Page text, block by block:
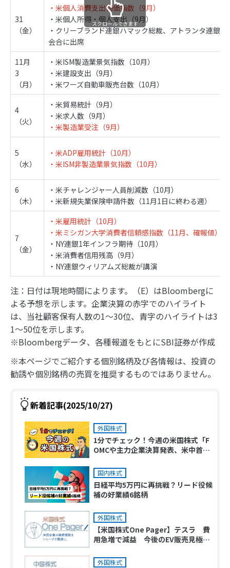
31
（金）
・米個人消費支出物価指数（9月）
・米個人所得・個人支出（9月）
・クリーブランド連銀ハマック総裁、アトランタ連銀
会合に出席
11月
3
（月）
・米ISM製造業景気指数（10月）
・米建設支出（9月）
・米ワーズ自動車販売台数（10月）
4
（火）
・米貿易統計（9月）
・米求人数（9月）
・米製造業受注（9月）
5
（水）
・米ADP雇用統計（10月）
・米ISM非製造業景気指数（10月）
6
（木）
・米チャレンジャー人員削減数（10月）
・米新規失業保険申請件数（11月1日に終わる週）
7
（金）
・米雇用統計（10月）
・米ミシガン大学消費者信頼感指数（11月、確報値）
・NY連銀1年インフラ期待（10月）
・米消費者信用残高（9月）
・NY連銀ウィリアムズ総裁が講演
スクロールできます
注：日付は現地時間によります。（E）はBloombergに
よる予想を示します。企業決算の赤字でのハイライト
は、当社顧客保有人数の1～30位、青字のハイライトは3
1～50位を示します。
※Bloombergデータ、各種報道をもとにSBI証券が作成
※本ページでご紹介する個別銘柄及び各情報は、投資の
勧誘や個別銘柄の売買を推奨するものではありません。
新着記事(2025/10/27)
外国株式
1分でチェック！今週の米国株式「F
OMCや主力企業決算発表、米中首脳
国内株式
日経平均5万円に再挑戦？リード役候
補の好業績6銘柄
外国株式
【米国株式One Pager】テスラ 費
用急増で減益 今後のEV販売見極め
外国株式